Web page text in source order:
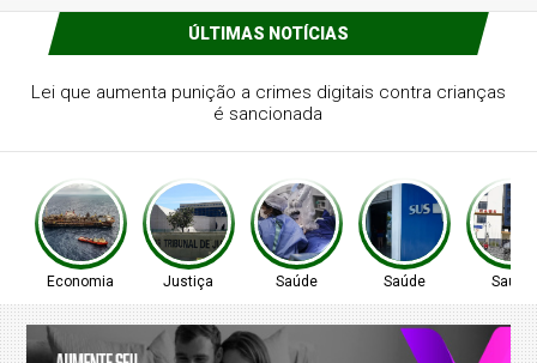
ÚLTIMAS NOTÍCIAS
Debate aponta avanços e desafios nos 20 anos da Lei
Maria da Penha
Economia Justiça Saúde Saúde Saúde